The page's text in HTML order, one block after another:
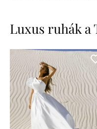
Luxus ruhák a